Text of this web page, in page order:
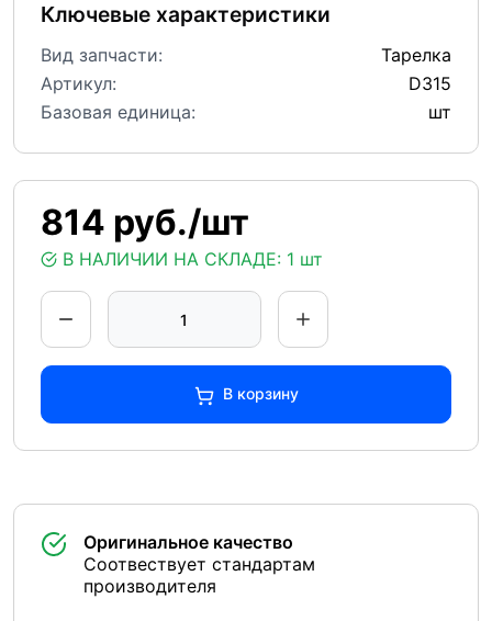
814 руб./шт
В НАЛИЧИИ НА СКЛАДЕ: 1 шт
В корзину
Ключевые характеристики
Вид запчасти:
Тарелка
Артикул:
D315
Базовая единица:
шт
Оригинальное качество
Соотвествует стандартам
производителя